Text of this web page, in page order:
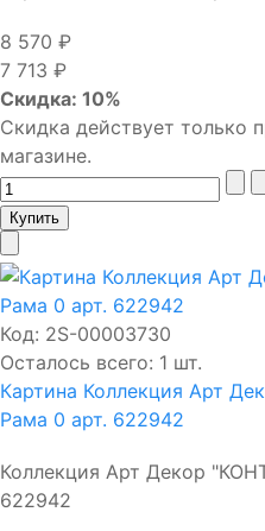
8 570 ₽
7 713 ₽
Скидка: 10%
Скидка действует только
магазине.
Код: 2S-00003730
Осталось всего: 1 шт.
Картина Коллекция Арт
Рама 0 арт. 622942
Коллекция Арт Декор
622942